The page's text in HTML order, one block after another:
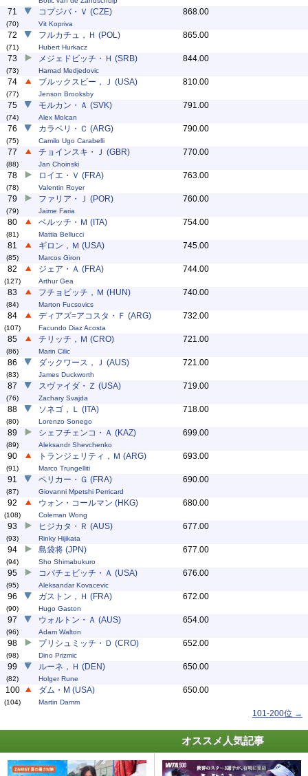
71
(70)
コプジバ・Ｖ (CZE)
Vit Kopriva
868.00
72
(71)
フルカチュ，Ｈ (POL)
Hubert Hurkacz
865.00
73
(73)
メジェドビッチ・Ｈ (SRB)
Hamad Medjedovic
844.00
74
(77)
ブルックスビー，Ｊ (USA)
Jenson Brooksby
810.00
75
(74)
モルカン・Ａ (SVK)
Alex Molcan
791.00
76
(75)
カラベリ・Ｃ (ARG)
Camilo Ugo Carabelli
790.00
77
(88)
チョインスキ・Ｊ (GBR)
Jan Choinski
770.00
78
(78)
ロイエ・Ｖ (FRA)
Valentin Royer
763.00
79
(79)
ファリア・Ｊ (POR)
Jaime Faria
760.00
80
(81)
ベルッチ・Ｍ (ITA)
Mattia Bellucci
754.00
81
(85)
ギロン，Ｍ (USA)
Marcos Giron
745.00
82
(127)
ジェア・Ａ (FRA)
Arthur Gea
744.00
83
(84)
フチョビッチ，Ｍ (HUN)
Marton Fucsovics
740.00
84
(107)
ディアズ=アコスタ・Ｆ (ARG)
Facundo Diaz Acosta
732.00
85
(86)
チリッチ，Ｍ (CRO)
Marin Cilic
721.00
86
(83)
ダックワース，Ｊ (AUS)
James Duckworth
721.00
87
(76)
スヴァイダ・Ｚ (USA)
Zachary Svajda
719.00
88
(80)
ソネゴ，Ｌ (ITA)
Lorenzo Sonego
718.00
89
(89)
シェフチェンコ・Ａ (KAZ)
Aleksandr Shevchenko
699.00
90
(91)
トランジェリティ，Ｍ (ARG)
Marco Trungelliti
693.00
91
(87)
ペリカー・Ｇ (FRA)
Giovanni Mpetshi Perricard
690.00
92
(108)
ウォン・コールマン (HKG)
Coleman Wong
680.00
93
(93)
ヒジカタ・Ｒ (AUS)
Rinky Hijikata
677.00
94
(94)
島袋将 (JPN)
Sho Shimabukuro
677.00
95
(95)
コバチェビッチ・Ａ (USA)
Aleksandar Kovacevic
676.00
96
(90)
ガストン，Ｈ (FRA)
Hugo Gaston
672.00
97
(96)
ウォルトン・Ａ (AUS)
Adam Walton
654.00
98
(98)
プリシュミッチ・Ｄ (CRO)
Dino Prizmic
652.00
99
(82)
ルーネ，Ｈ (DEN)
Holger Rune
650.00
100
(104)
ダム・M (USA)
Martin Damm
650.00
101-200位 →
オススメ人気記事